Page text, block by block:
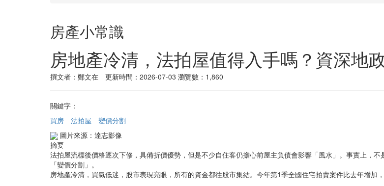
房產小常識
房地產冷清，法拍屋值得入手嗎？資深地
撰文者：鄭文在 更新時間：2026-07-03 瀏覽數：1,860
關鍵字：
買房
法拍屋
變價分割
圖片來源：達志影像
摘要
法拍屋流標後價格逐次下修，具備折價優勢，但是不少自住客仍擔心前屋主負債會影響「風水」。事實上，
「變價分割」。
房地產冷清，買氣低迷，股市表現亮眼，所有的資金都往股市集結。今年第1季全國住宅拍賣案件比去年增加